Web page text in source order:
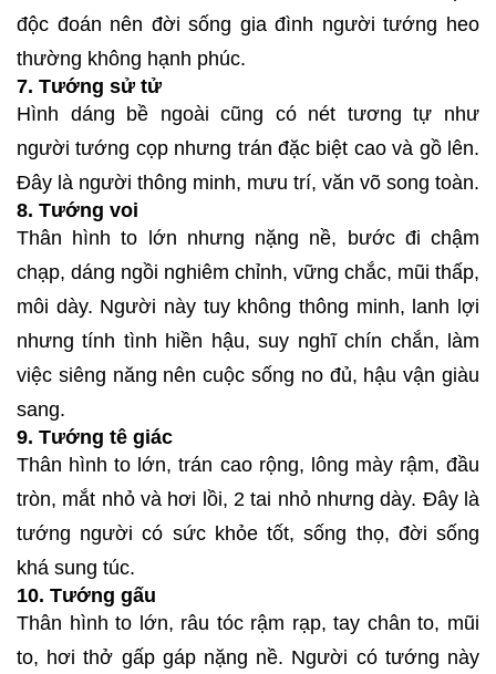
độc đoán nên đời sống gia đình người tướng heo
thường không hạnh phúc.
7. Tướng sử tử
Hình dáng bề ngoài cũng có nét tương tự như
người tướng cọp nhưng trán đặc biệt cao và gồ lên.
Đây là người thông minh, mưu trí, văn võ song toàn.
8. Tướng voi
Thân hình to lớn nhưng nặng nề, bước đi chậm
chạp, dáng ngồi nghiêm chỉnh, vững chắc, mũi thấp,
môi dày. Người này tuy không thông minh, lanh lợi
nhưng tính tình hiền hậu, suy nghĩ chín chắn, làm
việc siêng năng nên cuộc sống no đủ, hậu vận giàu
sang.
9. Tướng tê giác
Thân hình to lớn, trán cao rộng, lông mày rậm, đầu
tròn, mắt nhỏ và hơi lồi, 2 tai nhỏ nhưng dày. Đây là
tướng người có sức khỏe tốt, sống thọ, đời sống
khá sung túc.
10. Tướng gấu
Thân hình to lớn, râu tóc rậm rạp, tay chân to, mũi
to, hơi thở gấp gáp nặng nề. Người có tướng này